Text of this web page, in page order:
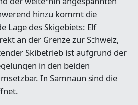
hinzu kommt die
Lage des Skigebiets: Elf
an der Grenze zur Schweiz,
Skibetrieb ist aufgrund der
in den beiden
In Samnaun sind die